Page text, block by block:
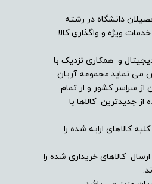
جمعی از فارغ التحصیلان دانشگاه در رشته
ویژه و واگذاری کالا
و همکاری نزدیک با
می نماید.مجموعه آریان
از سراسر کشور و ار تمام
جدیدترین کالاها با
کالاهای ارایه شده را
کالاهای خریداری شده را